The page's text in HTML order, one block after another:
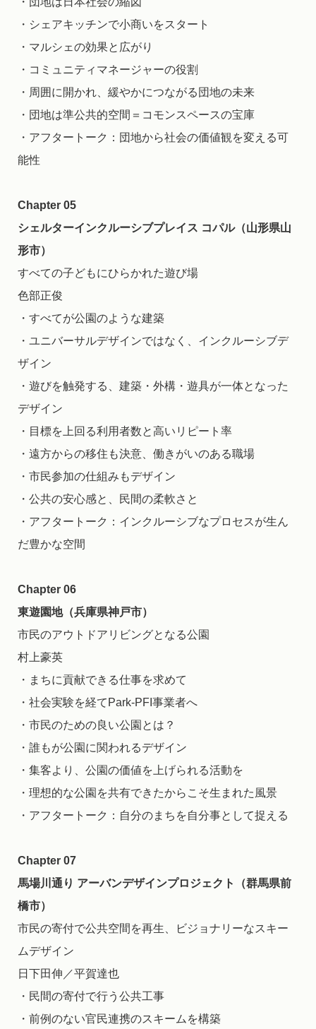
・シェアキッチンで小商いをスタート
・マルシェの効果と広がり
・コミュニティマネージャーの役割
・周囲に開かれ、緩やかにつながる団地の未来
・団地は準公共的空間＝コモンスペースの宝庫
・アフタートーク：団地から社会の価値観を変える可
能性
Chapter 05
シェルターインクルーシブプレイス コパル（山形県山
形市）
すべての子どもにひらかれた遊び場
色部正俊
・すべてが公園のような建築
・ユニバーサルデザインではなく、インクルーシブデ
ザイン
・遊びを触発する、建築・外構・遊具が一体となった
デザイン
・目標を上回る利用者数と高いリピート率
・遠方からの移住も決意、働きがいのある職場
・市民参加の仕組みもデザイン
・公共の安心感と、民間の柔軟さと
・アフタートーク：インクルーシブなプロセスが生ん
だ豊かな空間
Chapter 06
東遊園地（兵庫県神戸市）
市民のアウトドアリビングとなる公園
村上豪英
・まちに貢献できる仕事を求めて
・社会実験を経てPark-PFI事業者へ
・市民のための良い公園とは？
・誰もが公園に関われるデザイン
・集客より、公園の価値を上げられる活動を
・理想的な公園を共有できたからこそ生まれた風景
・アフタートーク：自分のまちを自分事として捉える
Chapter 07
馬場川通り アーバンデザインプロジェクト（群馬県前
橋市）
市民の寄付で公共空間を再生、ビジョナリーなスキー
ムデザイン
日下田伸／平賀達也
・民間の寄付で行う公共工事
・前例のない官民連携のスキームを構築